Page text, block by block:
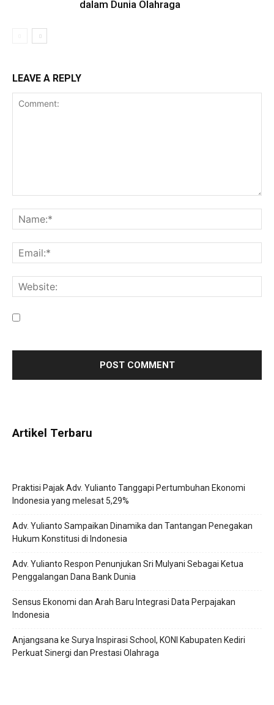
dalam Dunia Olahraga
LEAVE A REPLY
Artikel Terbaru
Praktisi Pajak Adv. Yulianto Tanggapi Pertumbuhan Ekonomi
Indonesia yang melesat 5,29%
Adv. Yulianto Sampaikan Dinamika dan Tantangan Penegakan
Hukum Konstitusi di Indonesia
Adv. Yulianto Respon Penunjukan Sri Mulyani Sebagai Ketua
Penggalangan Dana Bank Dunia
Sensus Ekonomi dan Arah Baru Integrasi Data Perpajakan
Indonesia
Anjangsana ke Surya Inspirasi School, KONI Kabupaten Kediri
Perkuat Sinergi dan Prestasi Olahraga